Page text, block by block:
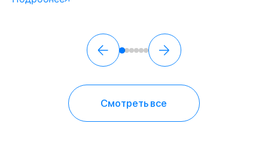
Смотреть все